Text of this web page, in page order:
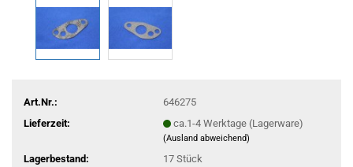
Art.Nr.:
646275
Lieferzeit:
ca.1-4 Werktage (Lagerware)
(Ausland abweichend)
Lagerbestand: 17 Stück